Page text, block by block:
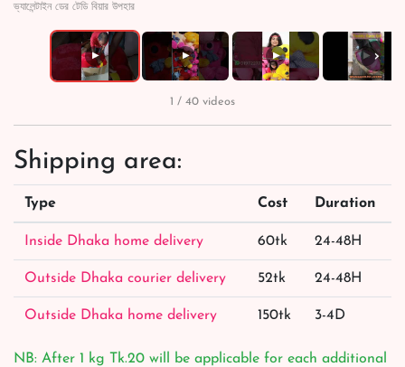
ভ্যালেন্টাইন ডের টেডি বিয়ার উপহার
▶ ▶ ▶ ▶ ›
1 / 40 videos
Shipping area:
Type Cost Duration
Inside Dhaka home delivery 60tk 24-48H
Outside Dhaka courier delivery 52tk 24-48H
Outside Dhaka home delivery 150tk 3-4D
NB: After 1 kg Tk.20 will be applicable for each additional